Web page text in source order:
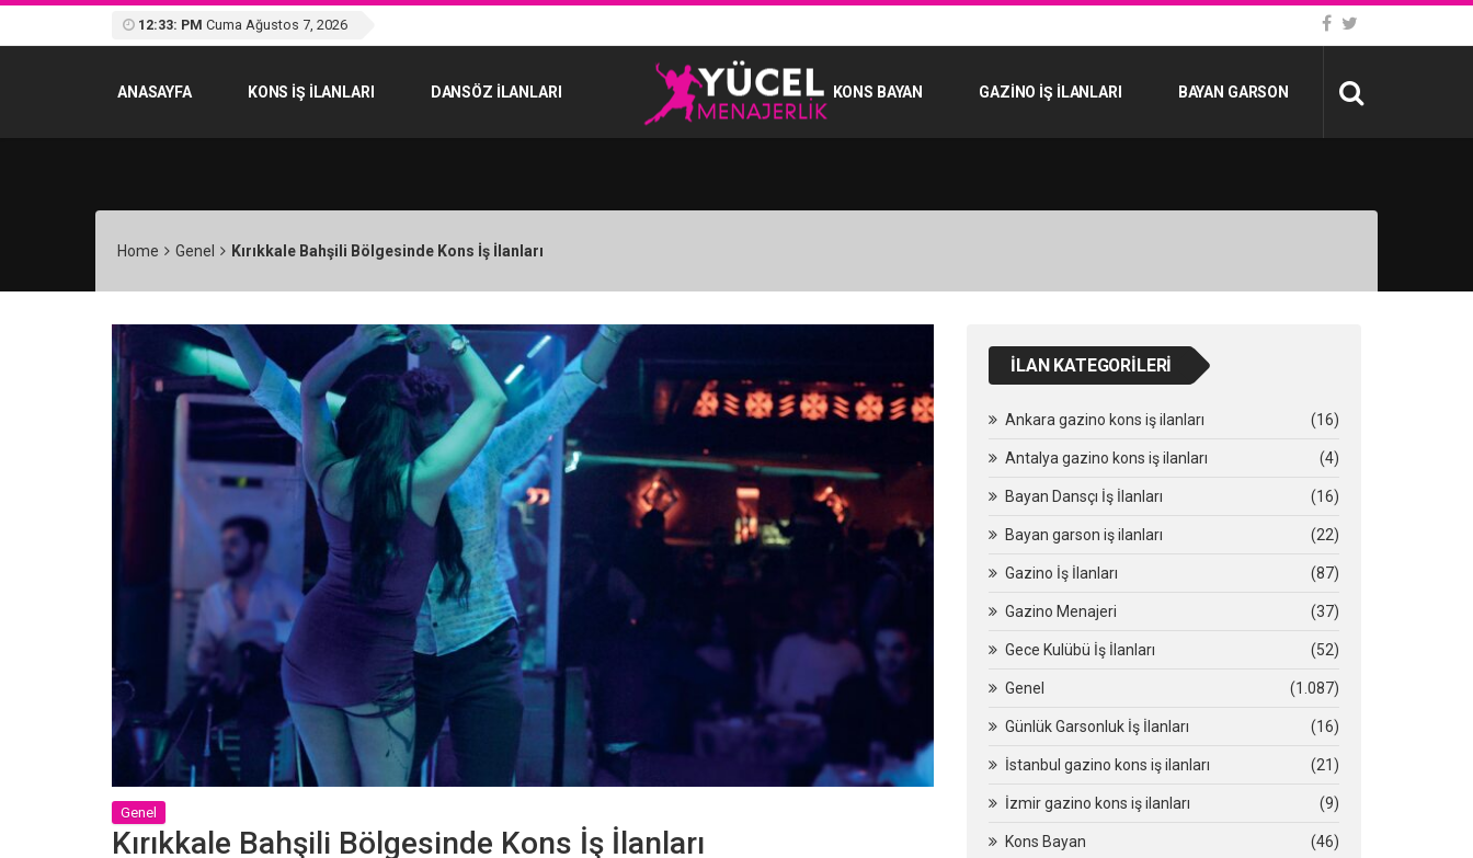
12:33: PM Cuma Ağustos 7, 2026
ANASAYFA KONS IŞ ILANLARI DANSÖZ İLANLARI KONS BAYAN GAZINO İŞ İLANLARI BAYAN GARSON
Home Genel Kırıkkale Bahşili Bölgesinde Kons İş İlanları
Genel
Kırıkkale Bahşili Bölgesinde Kons İş İlanları
İLAN KATEGORILERI
Ankara gazino kons iş ilanları (16)
Antalya gazino kons iş ilanları (4)
Bayan Dansçı İş İlanları (16)
Bayan garson iş ilanları (22)
Gazino İş İlanları (87)
Gazino Menajeri (37)
Gece Kulübü İş İlanları (52)
Genel (1.087)
Günlük Garsonluk İş İlanları (16)
İstanbul gazino kons iş ilanları (21)
İzmir gazino kons iş ilanları (9)
Kons Bayan (46)